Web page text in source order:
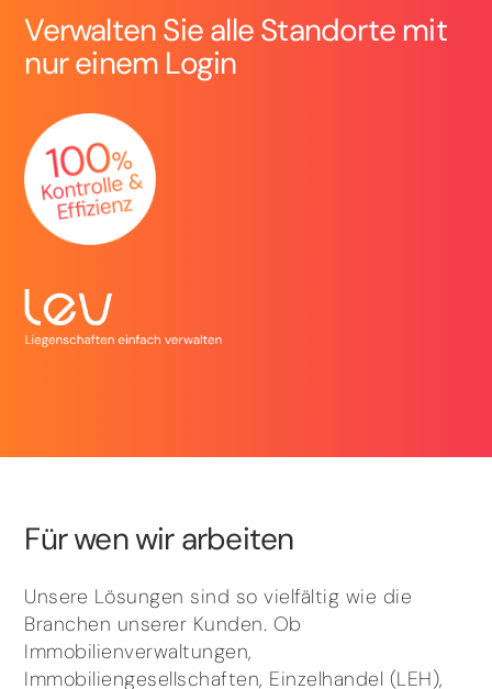
Verwalten Sie alle Standorte mit
nur einem Login
Für wen wir arbeiten
Unsere Lösungen sind so vielfältig wie die
Branchen unserer Kunden. Ob
Immobilienverwaltungen,
Immobiliengesellschaften, Einzelhandel (LEH),